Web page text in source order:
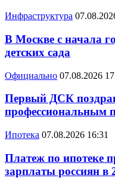
Инфраструктура
В Москве с начала
детских сада
Официально 07.08.2026
Первый ДСК
профессиональным
Ипотека 07.08.2026 16:31
Платеж по ипотеке
зарплаты россиян в